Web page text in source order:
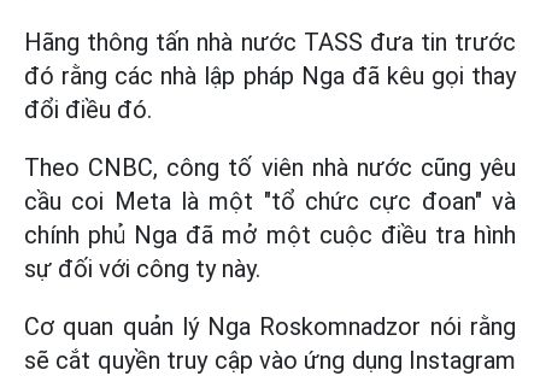
Hãng thông tấn nhà nước TASS đưa tin trước
đó rằng các nhà lập pháp Nga đã kêu gọi thay
đổi điều đó.
Theo CNBC, công tố viên nhà nước cũng yêu
cầu coi Meta là một "tổ chức cực đoan" và
chính phủ Nga đã mở một cuộc điều tra hình
sự đối với công ty này.
Cơ quan quản lý Nga Roskomnadzor nói rằng
sẽ cắt quyền truy cập vào ứng dụng Instagram